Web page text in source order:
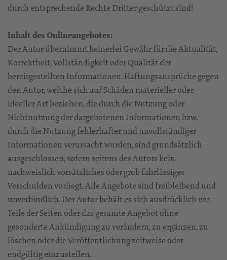
durch entsprechende Rechte Dritter geschützt sind!
Inhalt des Onlineangebotes:
Der Autor übernimmt keinerlei Gewähr für die Aktualität,
Korrektheit, Vollständigkeit oder Qualität der
bereitgestellten Informationen. Haftungsansprüche gegen
den Autor, welche sich auf Schäden materieller oder
ideeller Art beziehen, die durch die Nutzung oder
Nichtnutzung der dargebotenen Informationen bzw.
durch die Nutzung fehlerhafter und unvollständiger
Informationen verursacht wurden, sind grundsätzlich
ausgeschlossen, sofern seitens des Autors kein
nachweislich vorsätzliches oder grob fahrlässiges
Verschulden vorliegt. Alle Angebote sind freibleibend und
unverbindlich. Der Autor behält es sich ausdrücklich vor,
Teile der Seiten oder das gesamte Angebot ohne
gesonderte Ankündigung zu verändern, zu ergänzen, zu
löschen oder die Veröffentlichung zeitweise oder
endgültig einzustellen.